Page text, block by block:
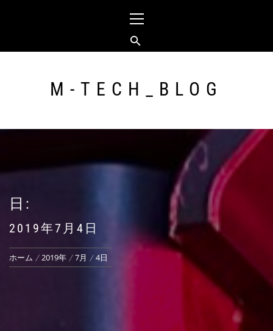
ン
イ
ン
メ
ュ
ー
M-TECH_BLOG
日:
2019年7月4日
ホーム 2019年 7月 4日